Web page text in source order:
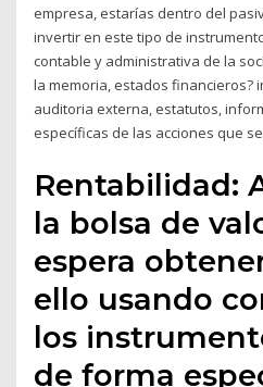
empresa, estarías dentro del
invertir en este tipo de
contable y administrativa de la
la memoria, estados financieros?
auditoria externa, estatutos,
específicas de las acciones que
Rentabilidad:
la bolsa de
espera
ello usando
los
de forma